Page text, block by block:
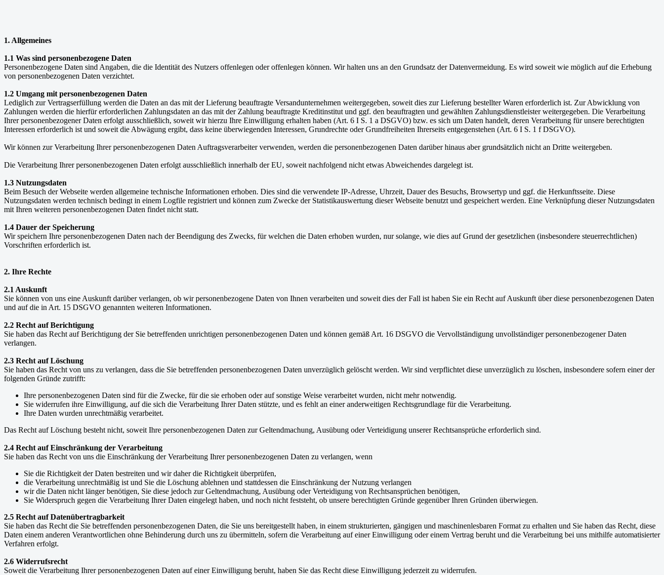
1. Allgemeines
1.1 Was sind personenbezogene Daten
Personenbezogene Daten sind Angaben, die die Identität des Nutzers offenlegen oder offenlegen können. Wir halten uns an den Grundsatz der Datenvermeidung. Es wird soweit wie möglich auf die Erhebung
von personenbezogenen Daten verzichtet.
1.2 Umgang mit personenbezogenen Daten
Lediglich zur Vertragserfüllung werden die Daten an das mit der Lieferung beauftragte Versandunternehmen weitergegeben, soweit dies zur Lieferung bestellter Waren erforderlich ist. Zur Abwicklung von
Zahlungen werden die hierfür erforderlichen Zahlungsdaten an das mit der Zahlung beauftragte Kreditinstitut und ggf. den beauftragten und gewählten Zahlungsdienstleister weitergegeben. Die Verarbeitung
Ihrer personenbezogener Daten erfolgt ausschließlich, soweit wir hierzu Ihre Einwilligung erhalten haben (Art. 6 I S. 1 a DSGVO) bzw. es sich um Daten handelt, deren Verarbeitung für unsere berechtigten
Interessen erforderlich ist und soweit die Abwägung ergibt, dass keine überwiegenden Interessen, Grundrechte oder Grundfreiheiten Ihrerseits entgegenstehen (Art. 6 I S. 1 f DSGVO).
Wir können zur Verarbeitung Ihrer personenbezogenen Daten Auftragsverarbeiter verwenden, werden die personenbezogenen Daten darüber hinaus aber grundsätzlich nicht an Dritte weitergeben.
Die Verarbeitung Ihrer personenbezogenen Daten erfolgt ausschließlich innerhalb der EU, soweit nachfolgend nicht etwas Abweichendes dargelegt ist.
1.3 Nutzungsdaten
Beim Besuch der Webseite werden allgemeine technische Informationen erhoben. Dies sind die verwendete IP-Adresse, Uhrzeit, Dauer des Besuchs, Browsertyp und ggf. die Herkunftsseite. Diese
Nutzungsdaten werden technisch bedingt in einem Logfile registriert und können zum Zwecke der Statistikauswertung dieser Webseite benutzt und gespeichert werden. Eine Verknüpfung dieser Nutzungsdaten
mit Ihren weiteren personenbezogenen Daten findet nicht statt.
1.4 Dauer der Speicherung
Wir speichern Ihre personenbezogenen Daten nach der Beendigung des Zwecks, für welchen die Daten erhoben wurden, nur solange, wie dies auf Grund der gesetzlichen (insbesondere steuerrechtlichen)
Vorschriften erforderlich ist.
2. Ihre Rechte
2.1 Auskunft
Sie können von uns eine Auskunft darüber verlangen, ob wir personenbezogene Daten von Ihnen verarbeiten und soweit dies der Fall ist haben Sie ein Recht auf Auskunft über diese personenbezogenen Daten
und auf die in Art. 15 DSGVO genannten weiteren Informationen.
2.2 Recht auf Berichtigung
Sie haben das Recht auf Berichtigung der Sie betreffenden unrichtigen personenbezogenen Daten und können gemäß Art. 16 DSGVO die Vervollständigung unvollständiger personenbezogener Daten
verlangen.
2.3 Recht auf Löschung
Sie haben das Recht von uns zu verlangen, dass die Sie betreffenden personenbezogenen Daten unverzüglich gelöscht werden. Wir sind verpflichtet diese unverzüglich zu löschen, insbesondere sofern einer der
folgenden Gründe zutrifft:
Ihre personenbezogenen Daten sind für die Zwecke, für die sie erhoben oder auf sonstige Weise verarbeitet wurden, nicht mehr notwendig.
Sie widerrufen ihre Einwilligung, auf die sich die Verarbeitung Ihrer Daten stützte, und es fehlt an einer anderweitigen Rechtsgrundlage für die Verarbeitung.
Ihre Daten wurden unrechtmäßig verarbeitet.
Das Recht auf Löschung besteht nicht, soweit Ihre personenbezogenen Daten zur Geltendmachung, Ausübung oder Verteidigung unserer Rechtsansprüche erforderlich sind.
2.4 Recht auf Einschränkung der Verarbeitung
Sie haben das Recht von uns die Einschränkung der Verarbeitung Ihrer personenbezogenen Daten zu verlangen, wenn
Sie die Richtigkeit der Daten bestreiten und wir daher die Richtigkeit überprüfen,
die Verarbeitung unrechtmäßig ist und Sie die Löschung ablehnen und stattdessen die Einschränkung der Nutzung verlangen
wir die Daten nicht länger benötigen, Sie diese jedoch zur Geltendmachung, Ausübung oder Verteidigung von Rechtsansprüchen benötigen,
Sie Widerspruch gegen die Verarbeitung Ihrer Daten eingelegt haben, und noch nicht feststeht, ob unsere berechtigten Gründe gegenüber Ihren Gründen überwiegen.
2.5 Recht auf Datenübertragbarkeit
Sie haben das Recht die Sie betreffenden personenbezogenen Daten, die Sie uns bereitgestellt haben, in einem strukturierten, gängigen und maschinenlesbaren Format zu erhalten und Sie haben das Recht, diese
Daten einem anderen Verantwortlichen ohne Behinderung durch uns zu übermitteln, sofern die Verarbeitung auf einer Einwilligung oder einem Vertrag beruht und die Verarbeitung bei uns mithilfe automatisierter
Verfahren erfolgt.
2.6 Widerrufsrecht
Soweit die Verarbeitung Ihrer personenbezogenen Daten auf einer Einwilligung beruht, haben Sie das Recht diese Einwilligung jederzeit zu widerrufen.